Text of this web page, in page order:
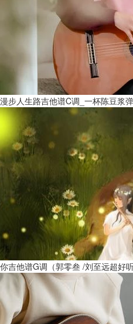
漫步人生路吉他谱C调_一杯陈豆浆
你吉他谱G调（郭零叁 /刘至远超好听